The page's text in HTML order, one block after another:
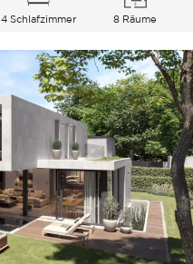
4 Schlafzimmer 8 Räume